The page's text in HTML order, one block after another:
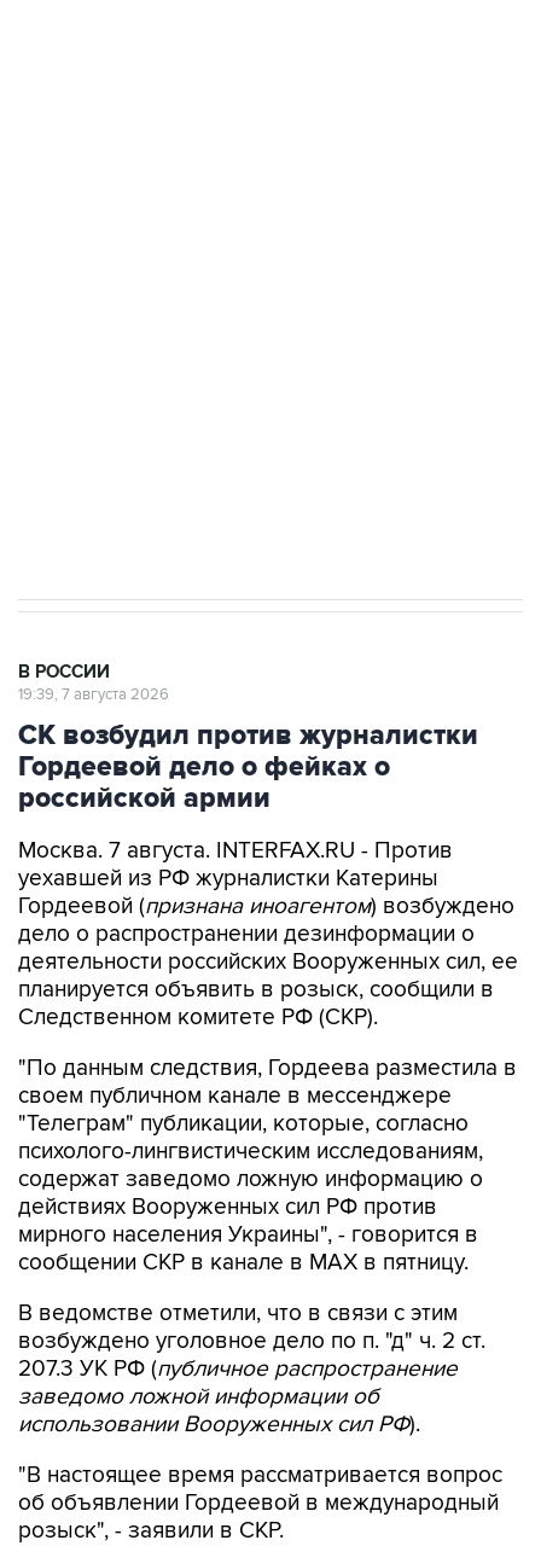
В РОССИИ
19:39, 7 августа 2026
СК возбудил против журналистки
Гордеевой дело о фейках о
российской армии
Москва. 7 августа. INTERFAX.RU - Против
уехавшей из РФ журналистки Катерины
Гордеевой (признана иноагентом) возбуждено
дело о распространении дезинформации о
деятельности российских Вооруженных сил, ее
планируется объявить в розыск, сообщили в
Следственном комитете РФ (СКР).
"По данным следствия, Гордеева разместила в
своем публичном канале в мессенджере
"Телеграм" публикации, которые, согласно
психолого-лингвистическим исследованиям,
содержат заведомо ложную информацию о
действиях Вооруженных сил РФ против
мирного населения Украины", - говорится в
сообщении СКР в канале в MAX в пятницу.
В ведомстве отметили, что в связи с этим
возбуждено уголовное дело по п. "д" ч. 2 ст.
207.3 УК РФ (публичное распространение
заведомо ложной информации об
использовании Вооруженных сил РФ).
"В настоящее время рассматривается вопрос
об объявлении Гордеевой в международный
розыск", - заявили в СКР.